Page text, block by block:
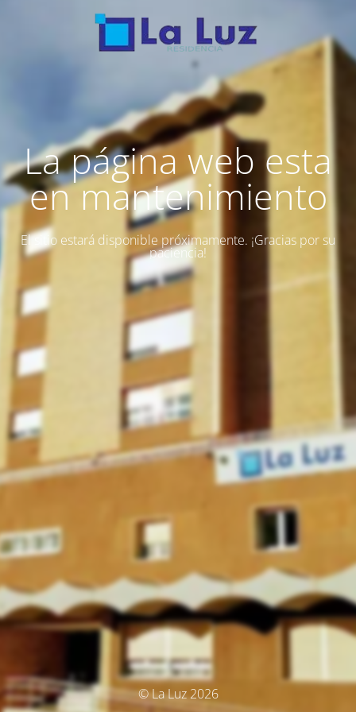
La página web esta
en mantenimiento
El sitio estará disponible próximamente. ¡Gracias por su
paciencia!
© La Luz 2026